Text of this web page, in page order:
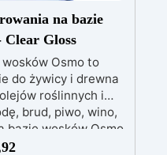
na bazie
Clear Gloss
Osmo to
do żywicy i drewna
roślinnych i
brud, piwo, wino,
bazie wosków Osmo
molekularne